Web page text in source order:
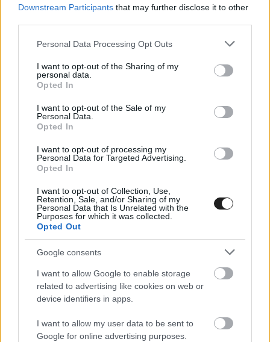
Downstream Participants that may further disclose it to other
Please note that this website/app uses one or more Google
not limited to your visit or usage behaviour. You may click to
grant or deny consent to Google and its third-party tags to
use your data for below specified purposes in below Google
consent section.
Personal Data Processing Opt Outs
I want to opt-out of the Sharing of my
personal data.
Opted In
I want to opt-out of the Sale of my
Personal Data.
Opted In
I want to opt-out of processing my
Personal Data for Targeted Advertising.
Opted In
I want to opt-out of Collection, Use,
Retention, Sale, and/or Sharing of my
Personal Data that Is Unrelated with the
Purposes for which it was collected.
Opted Out
Google consents
I want to allow Google to enable storage
related to advertising like cookies on web or
device identifiers in apps.
I want to allow my user data to be sent to
Google for online advertising purposes.
illetően, hogy szombatra megoldjuk, és meg
tudjuk csinálni – felelte kérdésünkre, majd
később leszögezte, ez a forduló össze sem
hasonlítható a tavalyi Balaton Park-i szörnyű
hétvégéjével. – Idén sokkal jobb, mivel jobban
meg lehet fékezni a motort, és jobban is fordul.
Élvezem, ami furcsa, mert ez a pálya különösen
rossz számomra.”